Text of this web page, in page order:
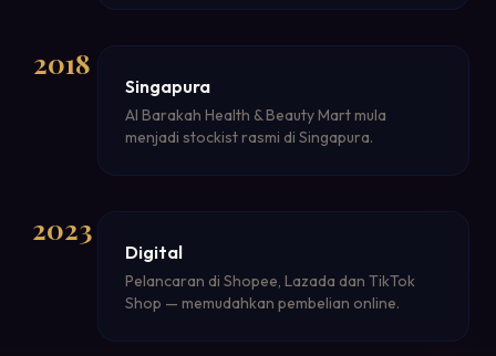
2018
Singapura
Al Barakah Health & Beauty Mart mula
menjadi stockist rasmi di Singapura.
2023
Digital
Pelancaran di Shopee, Lazada dan TikTok
Shop — memudahkan pembelian online.